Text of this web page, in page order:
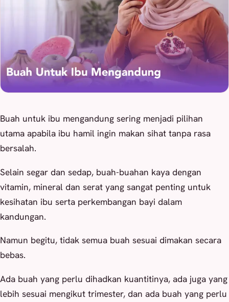
Buah untuk ibu mengandung sering menjadi pilihan
utama apabila ibu hamil ingin makan sihat tanpa rasa
bersalah.
Selain segar dan sedap, buah-buahan kaya dengan
vitamin, mineral dan serat yang sangat penting untuk
kesihatan ibu serta perkembangan bayi dalam
kandungan.
Namun begitu, tidak semua buah sesuai dimakan secara
bebas.
Ada buah yang perlu dihadkan kuantitinya, ada juga yang
lebih sesuai mengikut trimester, dan ada buah yang perlu